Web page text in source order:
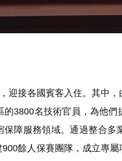
迎接各國賓客入住。其中
3800名技術官員，為他
障服務領域。通過整合多
餘人保賽團隊，成立專